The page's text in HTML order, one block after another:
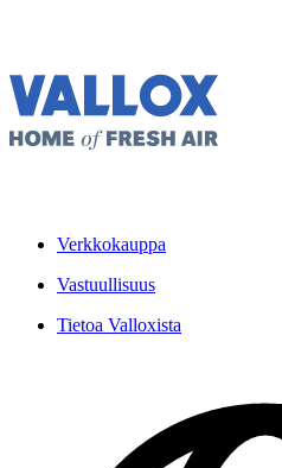
Verkkokauppa
Vastuullisuus
Tietoa Valloxista